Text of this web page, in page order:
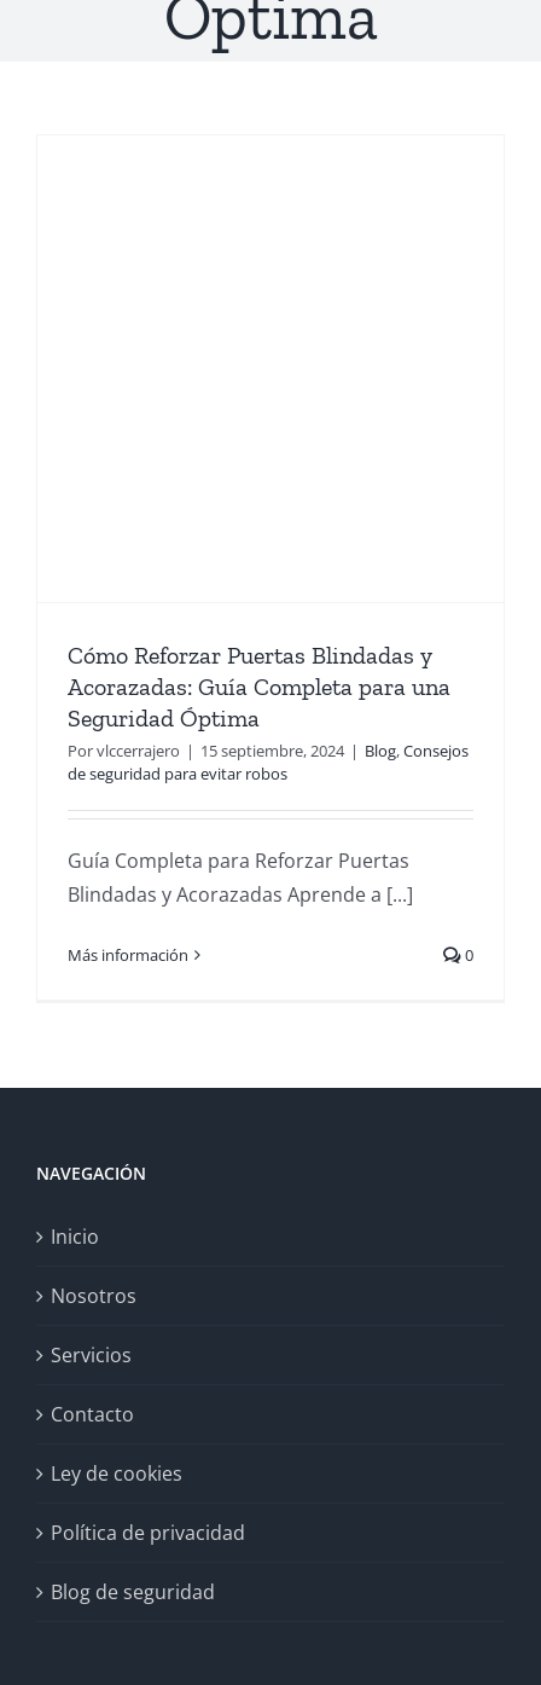
Óptima
Cómo Reforzar Puertas Blindadas y
Acorazadas: Guía Completa para una
Seguridad Óptima
Porvlccerrajero | 15 septiembre, 2024 | Blog,Consejos
de seguridad para evitar robos
Guía Completa para Reforzar Puertas
Blindadas y Acorazadas Aprende a [...]
Más información 0
NAVEGACIÓN
Inicio
Nosotros
Servicios
Contacto
Ley de cookies
Política de privacidad
Blog de seguridad